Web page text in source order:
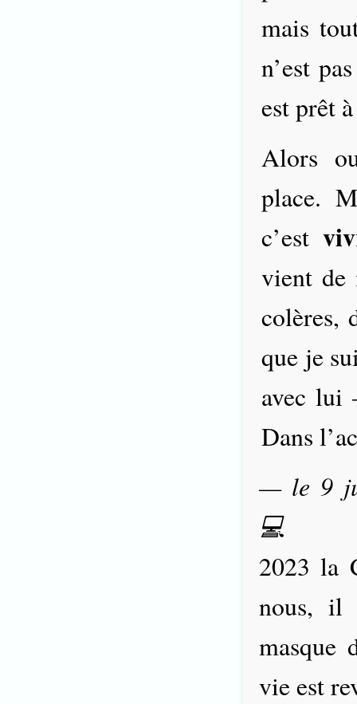
mais
n’est
est prêt
Alors
place.
c’est
vient de
colères,
que je
avec lui
Dans
— le 9
💻
2023 la
nous, il
masque
vie est